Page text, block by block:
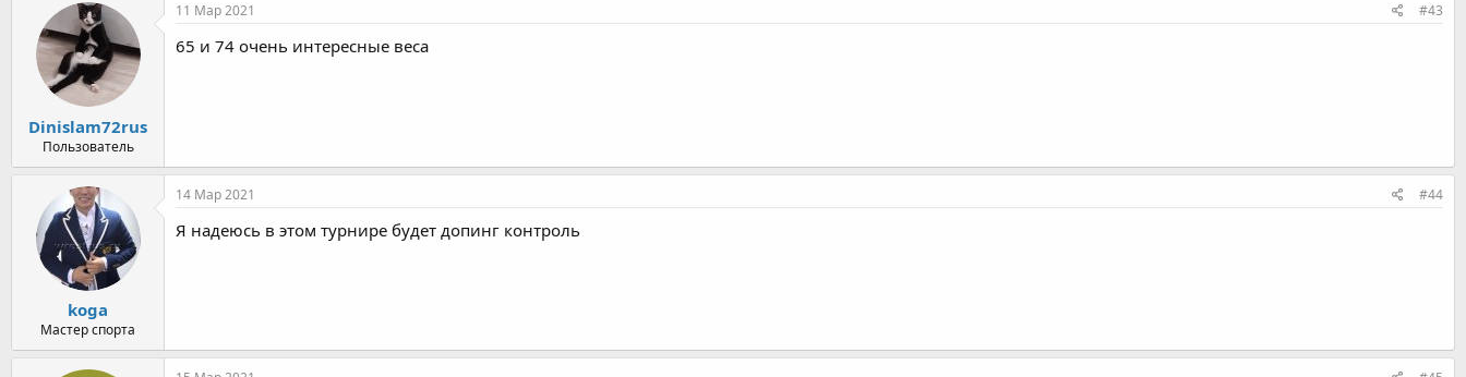
Dinislam72rus
Пользователь
11 Мар 2021 #43
65 и 74 очень интересные веса
koga
Мастер спорта
14 Мар 2021 #44
Я надеюсь в этом турнире будет допинг контроль